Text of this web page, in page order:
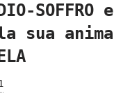
SOFFRO e
sua anima